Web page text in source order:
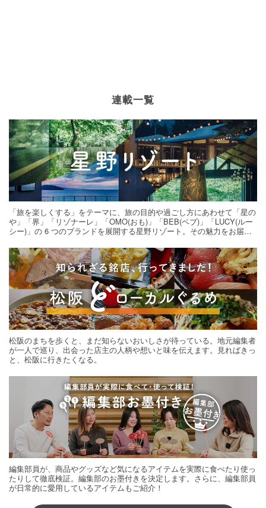
連載一覧
「旅を楽しくする」をテーマに、旅の目的や過ごし方にあわせて「星の
や」「界」「リゾナーレ」「OMO(おも)」「BEB(ベブ)」「LUCY(ルー
シー)」の 6 つのブランドを展開する星野リゾート。その魅力をお届け
松阪のまちを歩くと、まだ知らないおいしさが待っている。地元編集者
が一人で巡り、出会った店主の人柄や想いと味を伝えます。見ればきっ
と、松阪に行きたくなる。
編集部員が、商品やグッズなど気になるアイテムを実際に食べたり使っ
たりして徹底検証。編集部のお墨付きを決定します。さらに、編集部員
が日常的に愛用しているアイテムもご紹介！